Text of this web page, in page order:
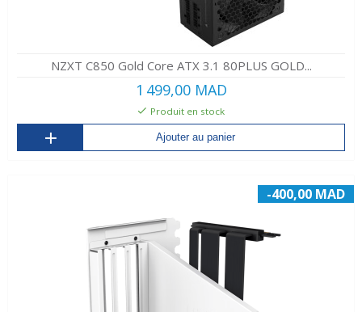
NZXT C850 Gold Core ATX 3.1 80PLUS GOLD...
1 499,00 MAD
Produit en stock
Ajouter au panier
-400,00 MAD